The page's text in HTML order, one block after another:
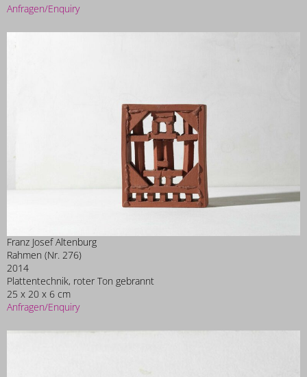
Anfragen/Enquiry
Franz Josef Altenburg
Rahmen (Nr. 276)
2014
Plattentechnik, roter Ton gebrannt
25 x 20 x 6 cm
Anfragen/Enquiry